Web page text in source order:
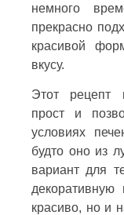
немного
прекрасно
красивой
вкусу.
Этот рецепт
прост и
условиях
будто оно из
вариант для
декоративную
красиво, но и